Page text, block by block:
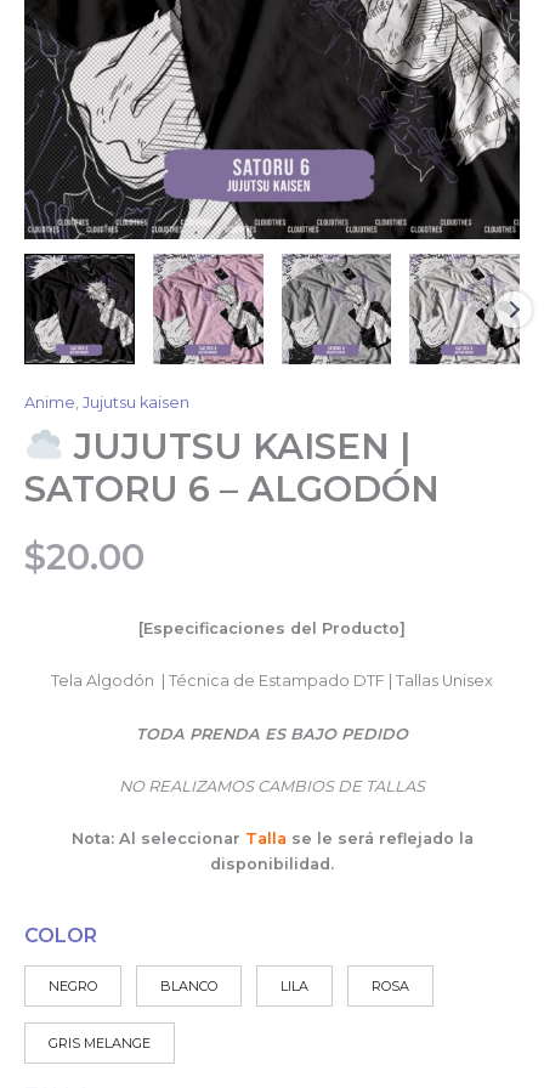
Anime Jujutsu kaisen
JUJUTSU KAISEN |
SATORU 6 – ALGODÓN
$20.00
[Especificaciones del Producto]
Tela Algodón | Técnica de Estampado DTF | Tallas Unisex
TODA PRENDA ES BAJO PEDIDO
NO REALIZAMOS CAMBIOS DE TALLAS
Nota: Al seleccionar Talla se le será reflejado la
disponibilidad.
COLOR
NEGRO BLANCO LILA ROSA
GRIS MELANGE